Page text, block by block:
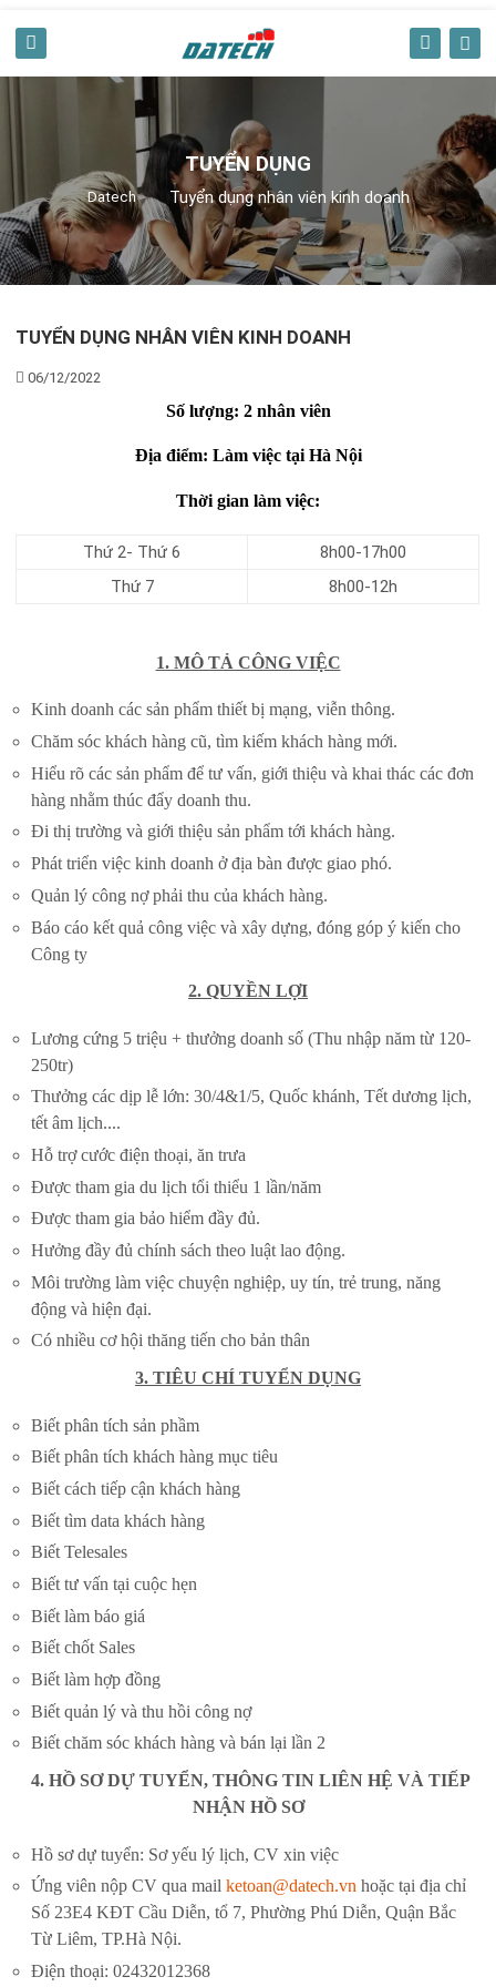
TUYỂN DỤNG
Datech Tuyển dụng nhân viên kinh doanh
TUYỂN DỤNG NHÂN VIÊN KINH DOANH
06/12/2022
Số lượng: 2 nhân viên
Địa điểm: Làm việc tại Hà Nội
Thời gian làm việc:
Thứ 2- Thứ 6
8h00-17h00
Thứ 7
8h00-12h
1. MÔ TẢ CÔNG VIỆC
Kinh doanh các sản phẩm thiết bị mạng, viễn thông.
Chăm sóc khách hàng cũ, tìm kiếm khách hàng mới.
Hiểu rõ các sản phẩm để tư vấn, giới thiệu và khai thác các đơn
hàng nhằm thúc đẩy doanh thu.
Đi thị trường và giới thiệu sản phẩm tới khách hàng.
Phát triển việc kinh doanh ở địa bàn được giao phó.
Quản lý công nợ phải thu của khách hàng.
Báo cáo kết quả công việc và xây dựng, đóng góp ý kiến cho
Công ty
2. QUYỀN LỢI
Lương cứng 5 triệu + thưởng doanh số (Thu nhập năm từ 120-
250tr)
Thưởng các dịp lễ lớn: 30/4&1/5, Quốc khánh, Tết dương lịch,
tết âm lịch....
Hỗ trợ cước điện thoại, ăn trưa
Được tham gia du lịch tổi thiểu 1 lần/năm
Được tham gia bảo hiểm đầy đủ.
Hưởng đầy đủ chính sách theo luật lao động.
Môi trường làm việc chuyện nghiệp, uy tín, trẻ trung, năng
động và hiện đại.
Có nhiều cơ hội thăng tiến cho bản thân
3. TIÊU CHÍ TUYỂN DỤNG
Biết phân tích sản phầm
Biết phân tích khách hàng mục tiêu
Biết cách tiếp cận khách hàng
Biết tìm data khách hàng
Biết Telesales
Biết tư vấn tại cuộc hẹn
Biết làm báo giá
Biết chốt Sales
Biết làm hợp đồng
Biết quản lý và thu hồi công nợ
Biết chăm sóc khách hàng và bán lại lần 2
4. HỒ SƠ DỰ TUYỂN, THÔNG TIN LIÊN HỆ VÀ TIẾP
NHẬN HỒ SƠ
Hồ sơ dự tuyển: Sơ yếu lý lịch, CV xin việc
Ứng viên nộp CV qua mailketoan@datech.vn hoặc tại địa chỉ
Số 23E4 KĐT Cầu Diễn, tổ 7, Phường Phú Diễn, Quận Bắc
Từ Liêm, TP.Hà Nội.
Điện thoại: 02432012368